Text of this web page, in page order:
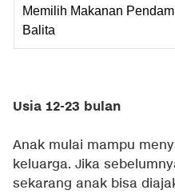
Memilih Makanan
Balita
Usia 12-23 bulan
Anak mulai mampu
keluarga. Jika
sekarang anak bisa